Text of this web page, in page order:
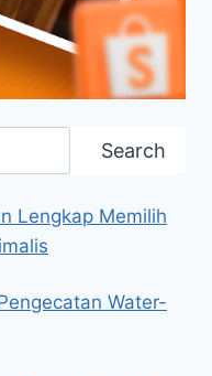
Search
Lengkap Memilih
Water-